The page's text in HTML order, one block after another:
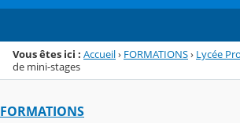
Vous êtes ici : Accueil› FORMATIONS› Lycée
de mini-stages
FORMATIONS